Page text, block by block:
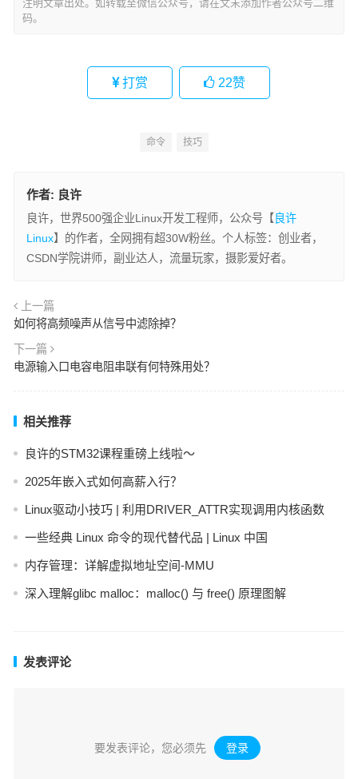
注明文章出处。如转载至微信公众号，请在文末添加作者公众号二维
码。
打赏 22赞
命令 技巧
作者: 良许
良许，世界500强企业Linux开发工程师，公众号【 良许
Linux】的作者，全网拥有超30W粉丝。个人标签：创业者，
CSDN学院讲师，副业达人，流量玩家，摄影爱好者。
上一篇
如何将高频噪声从信号中滤除掉？
下一篇
电源输入口电容电阻串联有何特殊用处？
相关推荐
良许的STM32课程重磅上线啦～
2025年嵌入式如何高薪入行？
Linux驱动小技巧 | 利用DRIVER_ATTR实现调用内核函数
一些经典 Linux 命令的现代替代品 | Linux 中国
内存管理：详解虚拟地址空间-MMU
深入理解glibc malloc：malloc() 与 free() 原理图解
发表评论
要发表评论，您必须先 登录 。